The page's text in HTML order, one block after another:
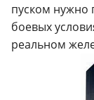
пуском нужно
боевых
реальном